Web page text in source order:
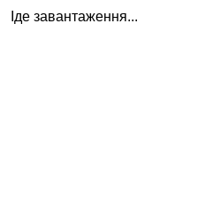
Іде завантаження...